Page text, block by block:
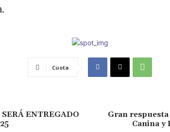
Cuota
ENTREGADO
Gran
Canina y